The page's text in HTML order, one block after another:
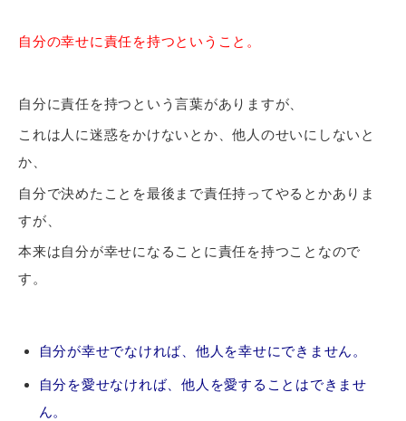
自分の幸せに責任を持つということ。
自分に責任を持つという言葉がありますが、
これは人に迷惑をかけないとか、他人のせいにしないと
か、
自分で決めたことを最後まで責任持ってやるとかありま
すが、
本来は自分が幸せになることに責任を持つことなので
す。
自分が幸せでなければ、他人を幸せにできません。
自分を愛せなければ、他人を愛することはできませ
ん。